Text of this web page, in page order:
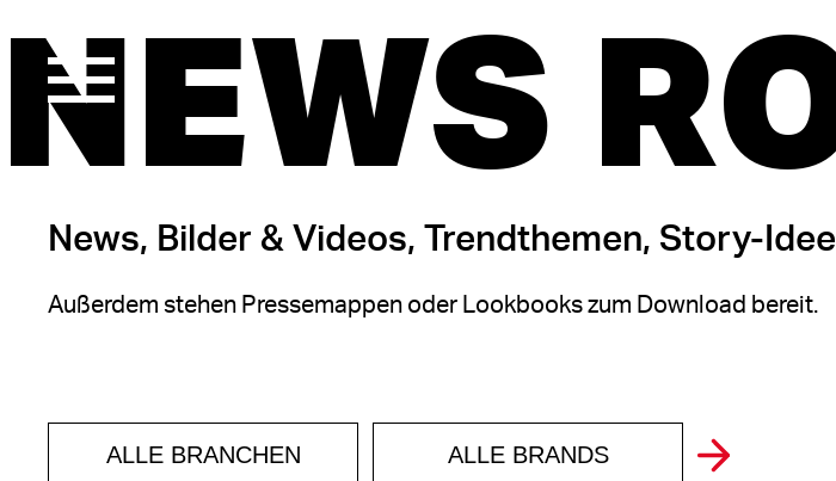
NEWS
News, Bilder & Videos, Trendthemen, Story-
Außerdem stehen Pressemappen oder Lookbooks zum Download bereit.
ALLE BRANCHEN ALLE BRANDS